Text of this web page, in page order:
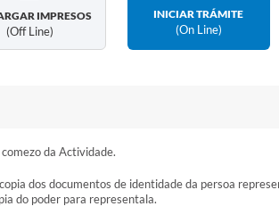
IMPRESOS
(off Line)
INICIAR TRÁMITE
(on Line)
da Actividade.
dos documentos de identidade da persoa
do poder para representala.